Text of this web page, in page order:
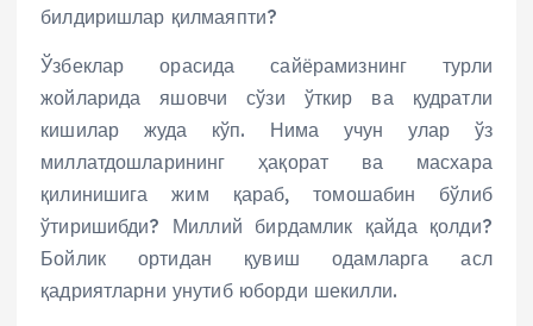
билдиришлар қилмаяпти?
Ўзбеклар орасида сайёрамизнинг турли
жойларида яшовчи сўзи ўткир ва қудратли
кишилар жуда кўп. Нима учун улар ўз
миллатдошларининг ҳақорат ва масхара
қилинишига жим қараб, томошабин бўлиб
ўтиришибди? Миллий бирдамлик қайда қолди?
Бойлик ортидан қувиш одамларга асл
қадриятларни унутиб юборди шекилли.